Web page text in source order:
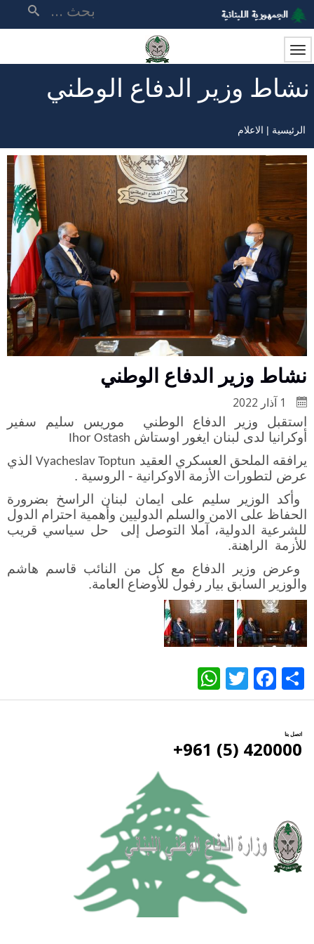
تجاوز
إلى
المحتوى
الرئيسي
نشاط وزير الدفاع الوطني
مسار
التنقل
الرئيسية الاعلام
نشاط وزير الدفاع الوطني
استقبل وزير الدفاع الوطني موريس سليم سفير
أوكرانيا لدى لبنان ايغور اوستاش Ihor Ostash
يرافقه الملحق العسكري العقيد Vyacheslav Toptunالذي
عرض لتطورات الأزمة الاوكرانية - الروسية .
وأكد الوزير سليم على ايمان لبنان الراسخ بضرورة
الحفاظ على الامن والسلم الدوليين وأهمية احترام الدول
للشرعية الدولية، آملا التوصل إلى حل سياسي قريب
للأزمة الراهنة.
وعرض وزير الدفاع مع كل من النائب قاسم هاشم
والوزير السابق بيار رفول للأوضاع العامة.
Share
Facebook
Twitter
اتصل بنا
420000 (5) 961+